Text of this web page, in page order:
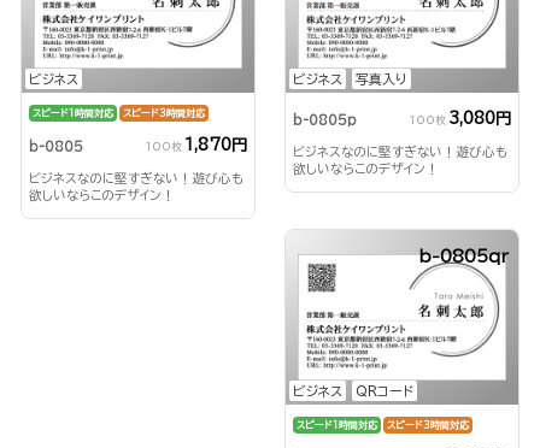
ビジネス
スピード1時間対応 スピード3時間対応
b-0805 100枚 1,870円
ビジネスなのに堅すぎない！遊び心も
欲しいならこのデザイン！
ビジネス 写真入り
b-0805p 100枚 3,080円
ビジネスなのに堅すぎない！遊び心も
欲しいならこのデザイン！
ビジネス QRコード
b-0805qr
スピード1時間対応 スピード3時間対応